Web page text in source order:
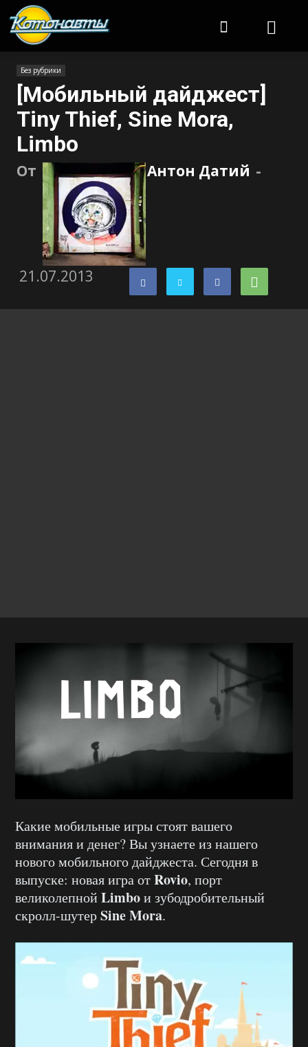
Без рубрики
[Мобильный дайджест]
Tiny Thief, Sine Mora,
Limbo
От Антон Датий -
21.07.2013
Какие мобильные игры стоят вашего
внимания и денег? Вы узнаете из нашего
нового мобильного дайджеста. Сегодня в
выпуске: новая игра отRovio, порт
великолепной Limboи зубодробительный
скролл-шутерSine Mora.